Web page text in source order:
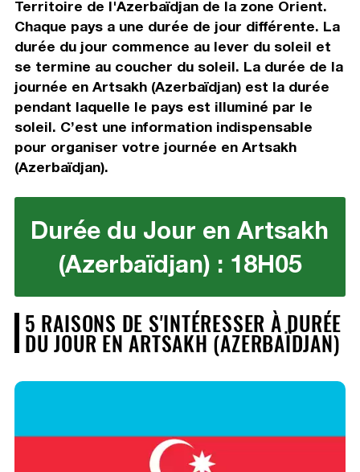
Territoire de l'Azerbaïdjan de la zone Orient.
Chaque pays a une durée de jour différente. La
durée du jour commence au lever du soleil et
se termine au coucher du soleil. La durée de la
journée en Artsakh (Azerbaïdjan) est la durée
pendant laquelle le pays est illuminé par le
soleil. C’est une information indispensable
pour organiser votre journée en Artsakh
(Azerbaïdjan).
Durée du Jour en Artsakh
(Azerbaïdjan) : 18H05
5 RAISONS DE S'INTÉRESSER À DURÉE
DU JOUR EN ARTSAKH (AZERBAÏDJAN)